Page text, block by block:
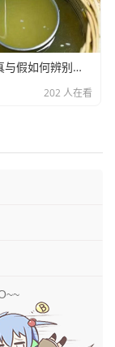
房县黄酒真与假如何辨别！有什么营养价值？怎样买到口感纯正的房县黄酒？
202 人在看